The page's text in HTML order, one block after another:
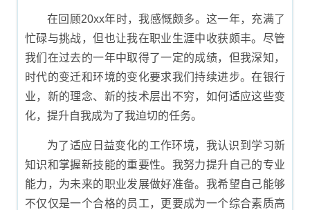
在回顾20xx年时，我感慨颇多。这一年，充满了
忙碌与挑战，但也让我在职业生涯中收获颇丰。尽管
我们在过去的一年中取得了一定的成绩，但我深知，
时代的变迁和环境的变化要求我们持续进步。在银行
业，新的理念、新的技术层出不穷，如何适应这些变
化，提升自我成为了我迫切的任务。
为了适应日益变化的工作环境，我认识到学习新
知识和掌握新技能的重要性。我努力提升自己的专业
能力，为未来的职业发展做好准备。我希望自己能够
不仅仅是一个合格的员工，更要成为一个综合素质高